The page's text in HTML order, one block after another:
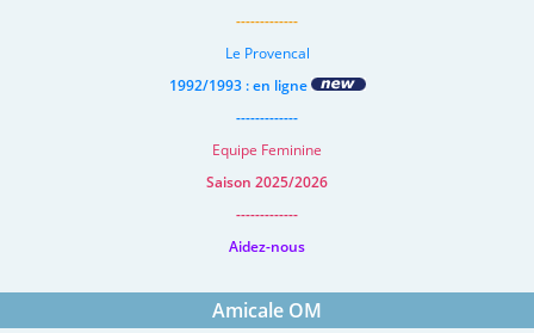
-------------
Le Provencal
1992/1993 : en ligne
-------------
Equipe Feminine
Saison 2025/2026
-------------
Aidez-nous
Amicale OM